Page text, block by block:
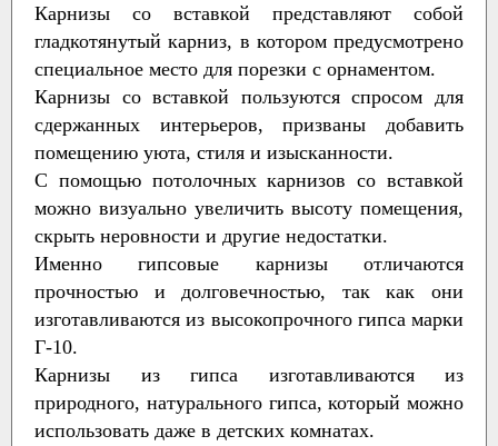
Карнизы со вставкой представляют собой
гладкотянутый карниз, в котором предусмотрено
специальное место для порезки с орнаментом.
Карнизы со вставкой пользуются спросом для
сдержанных интерьеров, призваны добавить
помещению уюта, стиля и изысканности.
С помощью потолочных карнизов со вставкой
можно визуально увеличить высоту помещения,
скрыть неровности и другие недостатки.
Именно гипсовые карнизы отличаются
прочностью и долговечностью, так как они
изготавливаются из высокопрочного гипса марки
Г-10.
Карнизы из гипса изготавливаются из
природного, натурального гипса, который можно
использовать даже в детских комнатах.